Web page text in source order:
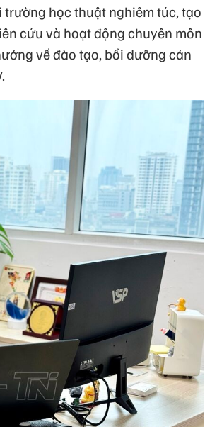
học thuật nghiêm túc, tạo
cứu và hoạt động chuyên môn
về đào tạo, bồi dưỡng cán